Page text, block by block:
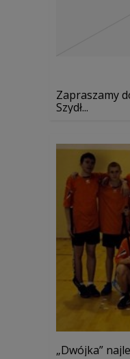
Zapraszamy
Szydł...
„Dwójka”